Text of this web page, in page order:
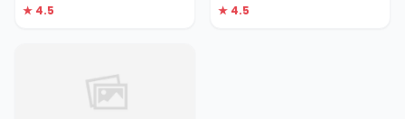
★ 4.5
★ 4.5